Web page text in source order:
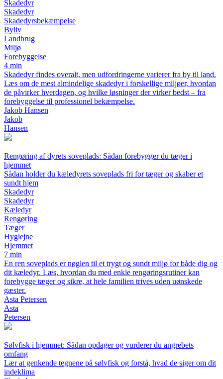
Skadedyr
Skadedyr
Skadedyrsbekæmpelse
Byliv
Landbrug
Miljø
Forebyggelse
4 min
Skadedyr findes overalt, men udfordringerne varierer fra by til land.
Læs om de mest almindelige skadedyr i forskellige miljøer, hvordan
de påvirker hverdagen, og hvilke løsninger der virker bedst – fra
forebyggelse til professionel bekæmpelse.
Jakob Hansen
Jakob
Hansen
Rengøring af dyrets soveplads: Sådan forebygger du tæger i
hjemmet
Sådan holder du kæledyrets soveplads fri for tæger og skaber et
sundt hjem
Skadedyr
Skadedyr
Kæledyr
Rengøring
Tæger
Hygiejne
Hjemmet
7 min
En ren soveplads er nøglen til et trygt og sundt miljø for både dig og
dit kæledyr. Læs, hvordan du med enkle rengøringsrutiner kan
forebygge tæger og sikre, at hele familien trives uden uønskede
gæster.
Asta Petersen
Asta
Petersen
Sølvfisk i hjemmet: Sådan opdager og vurderer du angrebets
omfang
Lær at genkende tegnene på sølvfisk og forstå, hvad de siger om dit
indeklima